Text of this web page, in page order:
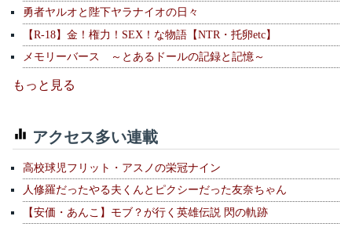
勇者ヤルオと陛下ヤラナイオの日々
【R-18】金！権力！SEX！な物語【NTR・托卵etc】
メモリーバース ～とあるドールの記録と記憶～
もっと見る
アクセス多い連載
高校球児フリット・アスノの栄冠ナイン
人修羅だったやる夫くんとピクシーだった友奈ちゃん
【安価・あんこ】モブ？が行く英雄伝説 閃の軌跡